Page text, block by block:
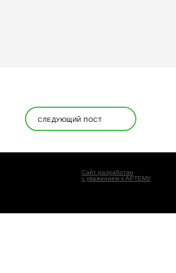
СЛЕДУЮЩИЙ ПОСТ
Сайт разработан
с уважением к АРТЕМУ